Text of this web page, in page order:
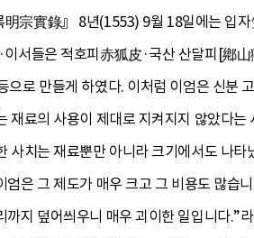
明宗實錄』 8년(1553) 9월 18일에는 입
이서들은 적호피赤狐皮·국산 산달피[鄕
으로 만들게 하였다. 이처럼 이엄은 신분
재료의 사용이 제대로 지켜지지 않았다는
사치는 재료뿐만 아니라 크기에서도 나
엄은 그 제도가 매우 크고 그 비용도 많습
까지 덮어씌우니 매우 괴이한 일입니다